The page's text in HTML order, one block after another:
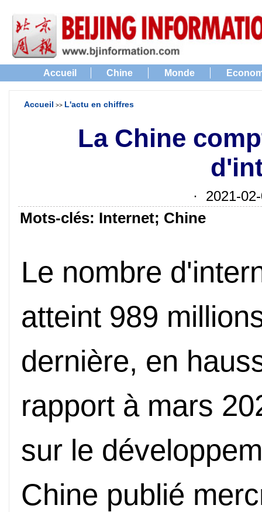
Accueil Chine Monde
Accueil >> L'actu en chiffres
La Chine
· 2021-
Mots-clés: Internet; Chine
Le nombre
atteint 989
dernière, en
rapport à mars
sur le
Chine publié